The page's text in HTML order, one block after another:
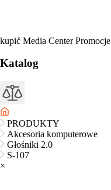
kupić Media CenterPromocje
Katalog
PRODUKTY
Akcesoria komputerowe
Głośniki 2.0
S-107
×